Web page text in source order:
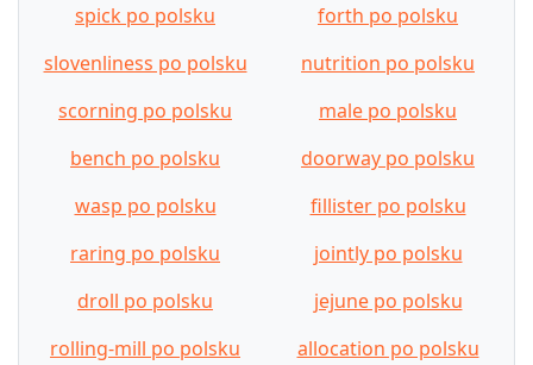
spick po polsku
forth po polsku
slovenliness po polsku
nutrition po polsku
scorning po polsku
male po polsku
bench po polsku
doorway po polsku
wasp po polsku
fillister po polsku
raring po polsku
jointly po polsku
droll po polsku
jejune po polsku
rolling-mill po polsku
allocation po polsku